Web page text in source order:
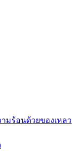
ามร้อนด้วยของเหลว